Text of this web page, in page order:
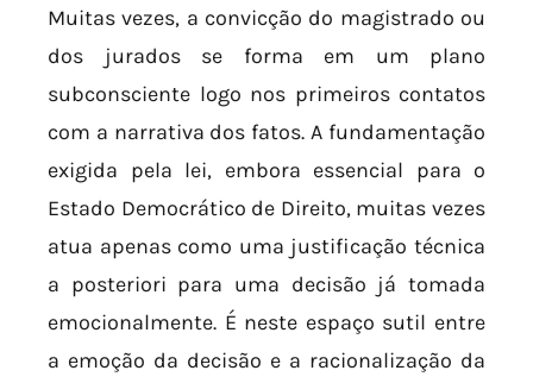
Muitas vezes, a convicção do magistrado ou
dos jurados se forma em um plano
subconsciente logo nos primeiros contatos
com a narrativa dos fatos. A fundamentação
exigida pela lei, embora essencial para o
Estado Democrático de Direito, muitas vezes
atua apenas como uma justificação técnica
a posteriori para uma decisão já tomada
emocionalmente. É neste espaço sutil entre
a emoção da decisão e a racionalização da